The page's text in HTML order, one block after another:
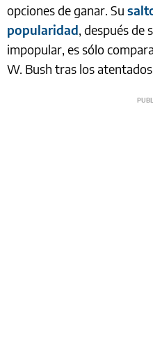
opciones de ganar. Su
popularidad, después de
impopular, es sólo
W. Bush tras los atentados